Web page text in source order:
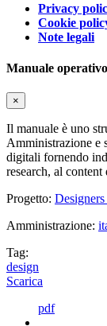
Privacy
Cookie
Note legali
Manuale
×
Il manuale è uno
Amministrazione e
digitali fornendo
research, al content
Progetto:
Amministrazione:
Tag:
design
Scarica
pdf